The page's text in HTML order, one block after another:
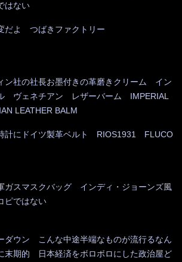
はない
だよ つばきファクトリー
ン社の社長お墨付きの革磨きクリーム イン
ヴェネチアン レザーバーム IMPERIAL
LEATHER BALM
計にドイツ製革ベルト RIOS1931 FLUCO
ガスマスクバッグ インディ・ジョーンズ風
ピではない
ダウン こんな中途半端なものが流行るなん
末期的 日本経済をボロボロにした政治屋ど